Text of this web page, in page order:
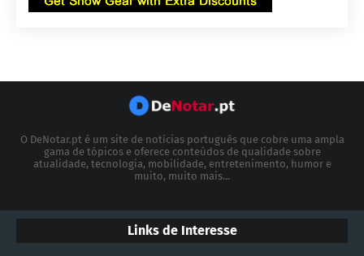
O DeNotar.pt é um site de notícias português que cobre uma ampla
gama de tópicos e oferece conteúdos de qualidade sobre
atualidade, tecnologia, mobilidade, entretenimento, humor e
muito, muito mais...
Links de Interesse